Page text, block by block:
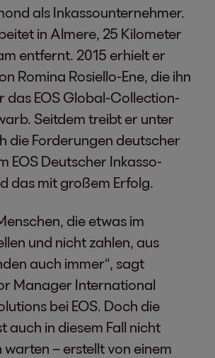
als Inkassounternehmer.
in Almere, 25 Kilometer
entfernt. 2015 erhielt er
Romina Rosiello-Ene, die ihn
das EOS Global-Collection-
Seitdem treibt er unter
die Forderungen deutscher
EOS Deutscher Inkasso-
das mit großem Erfolg.
die etwas im
und nicht zahlen, aus
auch immer“, sagt
Manager International
bei EOS. Doch die
auch in diesem Fall nicht
warten – erstellt von einem